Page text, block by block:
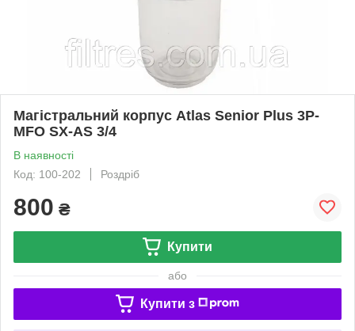
Магістральний корпус Atlas Senior Plus 3P-
MFO SX-AS 3/4
В наявності
Код: 100-202
Роздріб
800 ₴
Купити
або
Купити з